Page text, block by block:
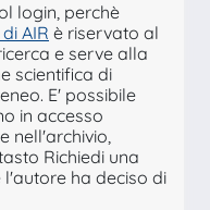
login, perchè
AIR è riservato al
e serve alla
scientifica di
E' possibile
in accesso
nell'archivio,
Richiedi una
l'autore ha deciso di